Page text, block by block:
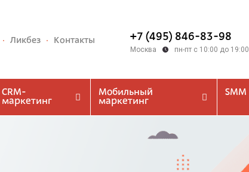
Ликбез Контакты +7 (495) 846-83-98
Москва пн-пт с 10:00 до 19:00
CRM-
маркетинг
Мобильный
маркетинг
SMM